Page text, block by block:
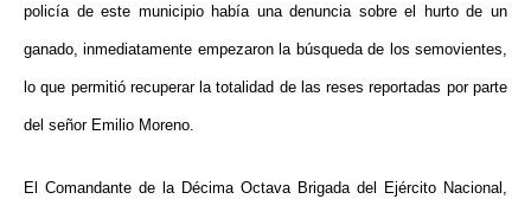
policía de este municipio había una denuncia sobre el hurto de un
ganado, inmediatamente empezaron la búsqueda de los semovientes,
lo que permitió recuperar la totalidad de las reses reportadas por parte
del señor Emilio Moreno.
El Comandante de la Décima Octava Brigada del Ejército Nacional,